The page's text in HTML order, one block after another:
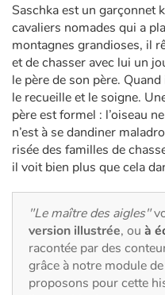
Ogres, monstres et
Héroïnes et héros
Écologie, nature, saisons
Les animaux
Autour du monde
Apprentissage
Saschka est un garçonnet
cavaliers nomades qui a
montagnes grandioses, il
et de chasser avec lui un
le père de son père.
le recueille et le soigne.
père est formel : l’oiseau
n’est à se dandiner
risée des familles de
il voit bien plus que cela
"Le maître des aigles"
version illustrée, ou à
racontée par des
grâce à notre module
proposons pour cette